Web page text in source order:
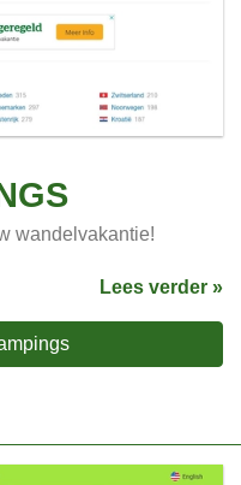
wandelvakantie!
Lees verder »